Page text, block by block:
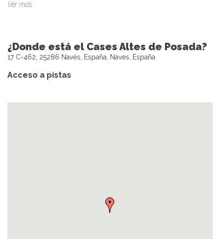
Ver más
¿Donde está el Cases Altes de Posada?
17 C-462, 25286 Navès, España, Naves, España
Acceso a pistas